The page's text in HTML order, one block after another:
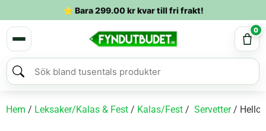
⭐ Bara299.00krkvar till fri frakt!
0
Hem / Leksaker/Kalas & Fest / Kalas/Fest / Servetter/ Hello